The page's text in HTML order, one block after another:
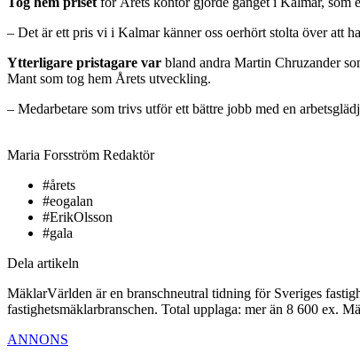
– Det är ett pris vi i Kalmar känner oss oerhört stolta över att
Ytterligare pristagare var bland andra Martin Chruzander
Mant som tog hem Årets utveckling.
– Medarbetare som trivs utför ett bättre jobb med en
Maria Forsström Redaktör
#årets
#eogalan
#ErikOlsson
#gala
Dela artikeln
MäklarVärlden är en branschneutral tidning för Sveriges
fastighetsmäklarbranschen. Total upplaga: mer än 8 600 ex.
ANNONS